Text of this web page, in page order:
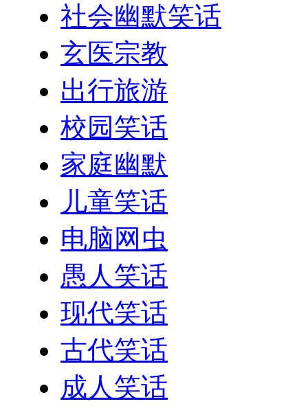
社会幽默笑话
玄医宗教
出行旅游
校园笑话
家庭幽默
儿童笑话
电脑网虫
愚人笑话
现代笑话
古代笑话
成人笑话